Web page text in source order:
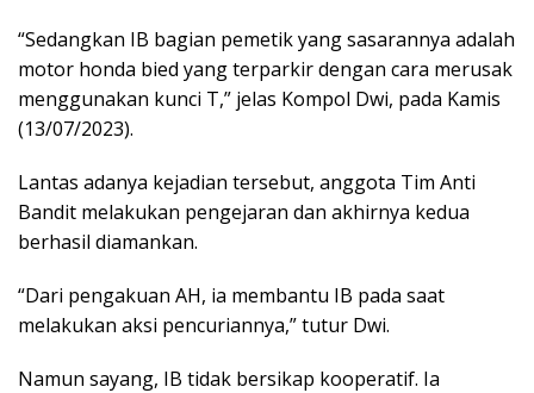
“Sedangkan IB bagian pemetik yang sasarannya adalah
motor honda bied yang terparkir dengan cara merusak
menggunakan kunci T,” jelas Kompol Dwi, pada Kamis
(13/07/2023).
Lantas adanya kejadian tersebut, anggota Tim Anti
Bandit melakukan pengejaran dan akhirnya kedua
berhasil diamankan.
“Dari pengakuan AH, ia membantu IB pada saat
melakukan aksi pencuriannya,” tutur Dwi.
Namun sayang, IB tidak bersikap kooperatif. Ia